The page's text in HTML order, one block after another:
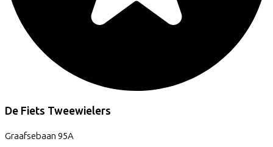
De Fiets Tweewielers
Graafsebaan 95A